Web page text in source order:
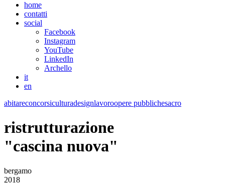
home
contatti
social
Facebook
Instagram
YouTube
LinkedIn
Archello
it
en
abitareconcorsiculturadesignlavoroopere pubblichesacro
ristrutturazione
"cascina nuova"
bergamo
2018